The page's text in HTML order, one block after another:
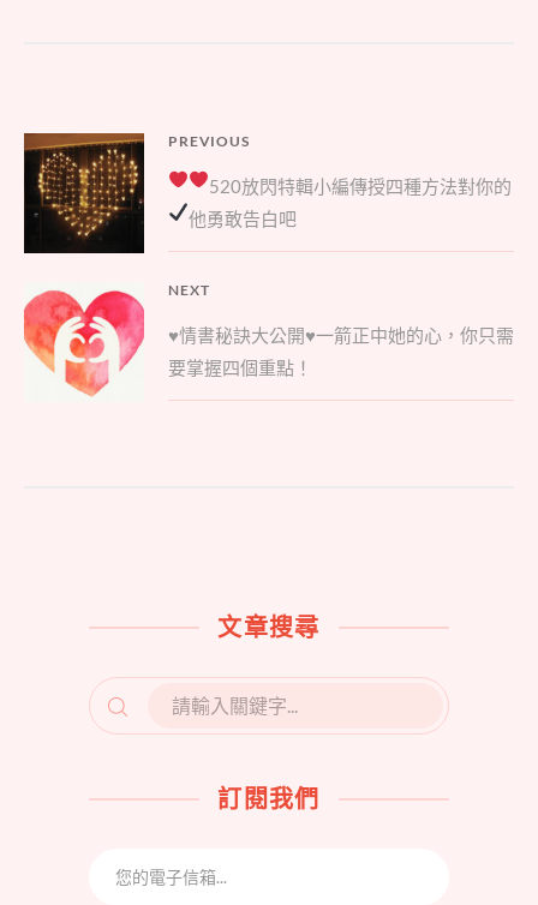
文
章
導
覽
PREVIOUS
Previous
post:
520放閃特輯小編傳授四種方法對你的
他勇敢告白吧
NEXT
Next
post:
♥情書秘訣大公開♥一箭正中她的心，你只需
要掌握四個重點！
文章搜尋
SEARCH
FOR:
訂閱我們